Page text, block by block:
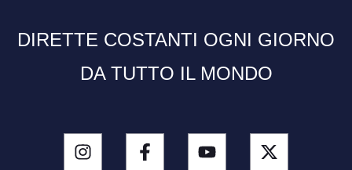
DIRETTE COSTANTI OGNI GIORNO
DA TUTTO IL MONDO